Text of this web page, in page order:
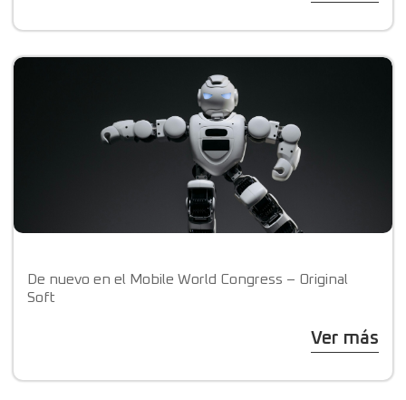
De nuevo en el Mobile World Congress – Original
Soft
Ver más